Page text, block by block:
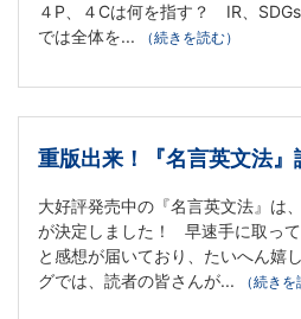
修
４P、４Cは何を指す？ IR、
では全体を...
（続きを読む）
重版出来！『名言英文法
大好評発売中の『名言英文法』は
が決定しました！ 早速手に取っ
と感想が届いており、たいへん嬉
グでは、読者の皆さんが...
（続きを